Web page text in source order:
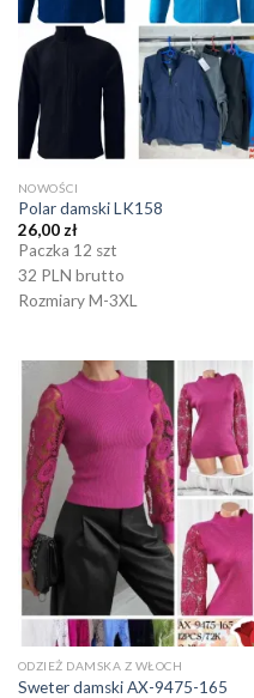
NOWOŚCI
Polar damski LK158
26,00zł
Paczka 12 szt
32 PLN brutto
Rozmiary M-3XL
ODZIEŻ DAMSKA Z WŁOCH
Sweter damski AX-9475-165